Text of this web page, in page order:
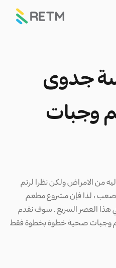
جدوى
وجبات
من الامراض ولكن نظرا لرتم
صعب ، لذا فإن مشروع مطعم
هذا العصر السريع . سوف نقدم
وجبات صحية خطوة بخطوة فقط